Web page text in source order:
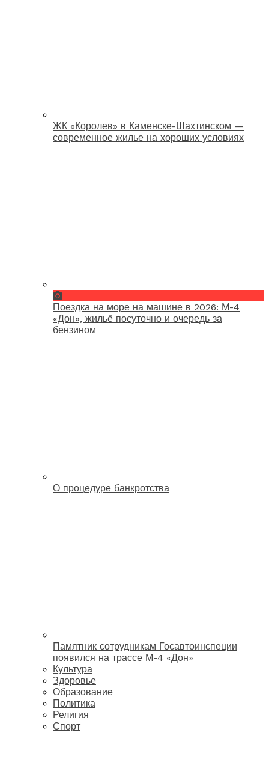
ЖК «Королев» в Каменске-Шахтинском —
современное жилье на хороших условиях
Поездка на море на машине в 2026: М-4
«Дон», жильё посуточно и очередь за
бензином
О процедуре банкротства
Памятник сотрудникам Госавтоинспеции
появился на трассе М-4 «Дон»
Культура
Здоровье
Образование
Политика
Религия
Спорт